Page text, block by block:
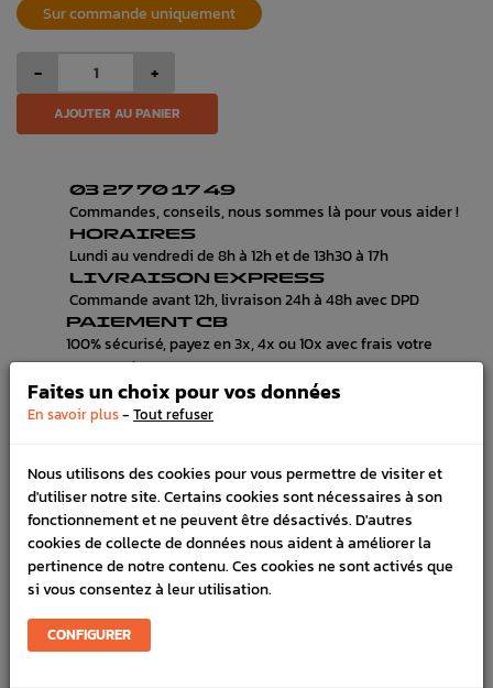
Sur commande uniquement
- +
AJOUTER AU PANIER
03 27 70 17 49
Commandes, conseils, nous sommes là pour vous aider !
HORAIRES
Lundi au vendredi de 8h à 12h et de 13h30 à 17h
LIVRAISON EXPRESS
Commande avant 12h, livraison 24h à 48h avec DPD
PAIEMENT CB
100% sécurisé, payez en 3x, 4x ou 10x avec frais votre
commande
LIVRAISON
VÉHICULES COMPATIBLE
SCHÉMA CONSTRUCTEUR
Marque :SUBARU
Faites un choix pour vos données
En savoir plus- Tout refuser
Nous utilisons des cookies pour vous permettre de visiter et
d'utiliser notre site. Certains cookies sont nécessaires à son
fonctionnement et ne peuvent être désactivés. D'autres
cookies de collecte de données nous aident à améliorer la
pertinence de notre contenu. Ces cookies ne sont activés que
si vous consentez à leur utilisation.
CONFIGURER